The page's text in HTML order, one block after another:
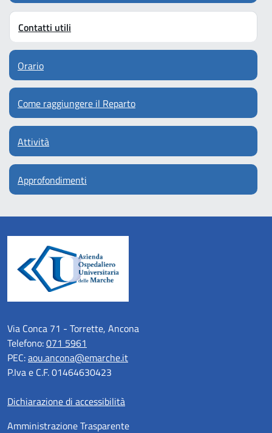
Contatti utili
Orario
Come raggiungere il Reparto
Attività
Approfondimenti
Via Conca 71 - Torrette, Ancona
Telefono:071 5961
PEC:aou.ancona@emarche.it
P.Iva e C.F. 01464630423
Dichiarazione di accessibilità
Amministrazione Trasparente